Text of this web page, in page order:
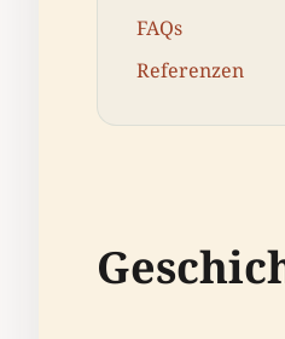
FAQs
Referenzen